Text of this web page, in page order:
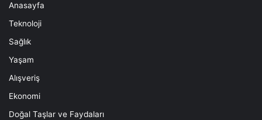
Anasayfa
Teknoloji
Sağlık
Yaşam
Alışveriş
Ekonomi
Doğal Taşlar ve Faydaları